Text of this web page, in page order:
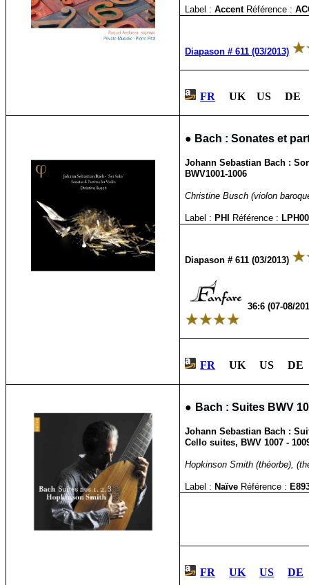
Label : Accent Référence :
Diapason # 611 (03/2013)
FR UK US DE
● Bach : Sonates et
Johann Sebastian Bach :
BWV1001-1006
Christine Busch (violon
Label : PHI Référence :
Diapason # 611 (03/2013)
36:6 (07-08/
FR UK US
● Bach : Suites BWV
Johann Sebastian Bach :
Cello suites, BWV 1007 -
Hopkinson Smith (théorbe),
Label : Naïve Référence :
FR UK US DE